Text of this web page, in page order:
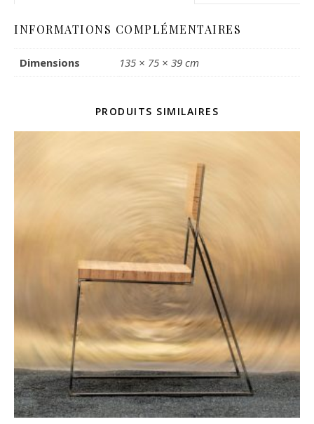
INFORMATIONS COMPLÉMENTAIRES
Dimensions 135 × 75 × 39 cm
PRODUITS SIMILAIRES